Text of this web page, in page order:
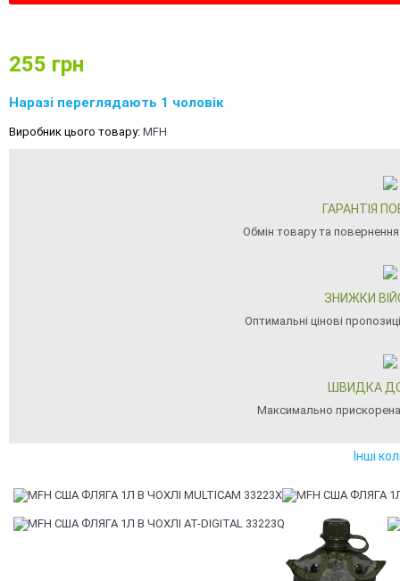
255 грн
Наразі переглядають 1 чоловік
Виробник цього товару: MFH
ГАРАНТІЯ
Обмін товару та
ЗНИЖКИ
Оптимальні цінові
ШВИДКА
Максимально
Інші